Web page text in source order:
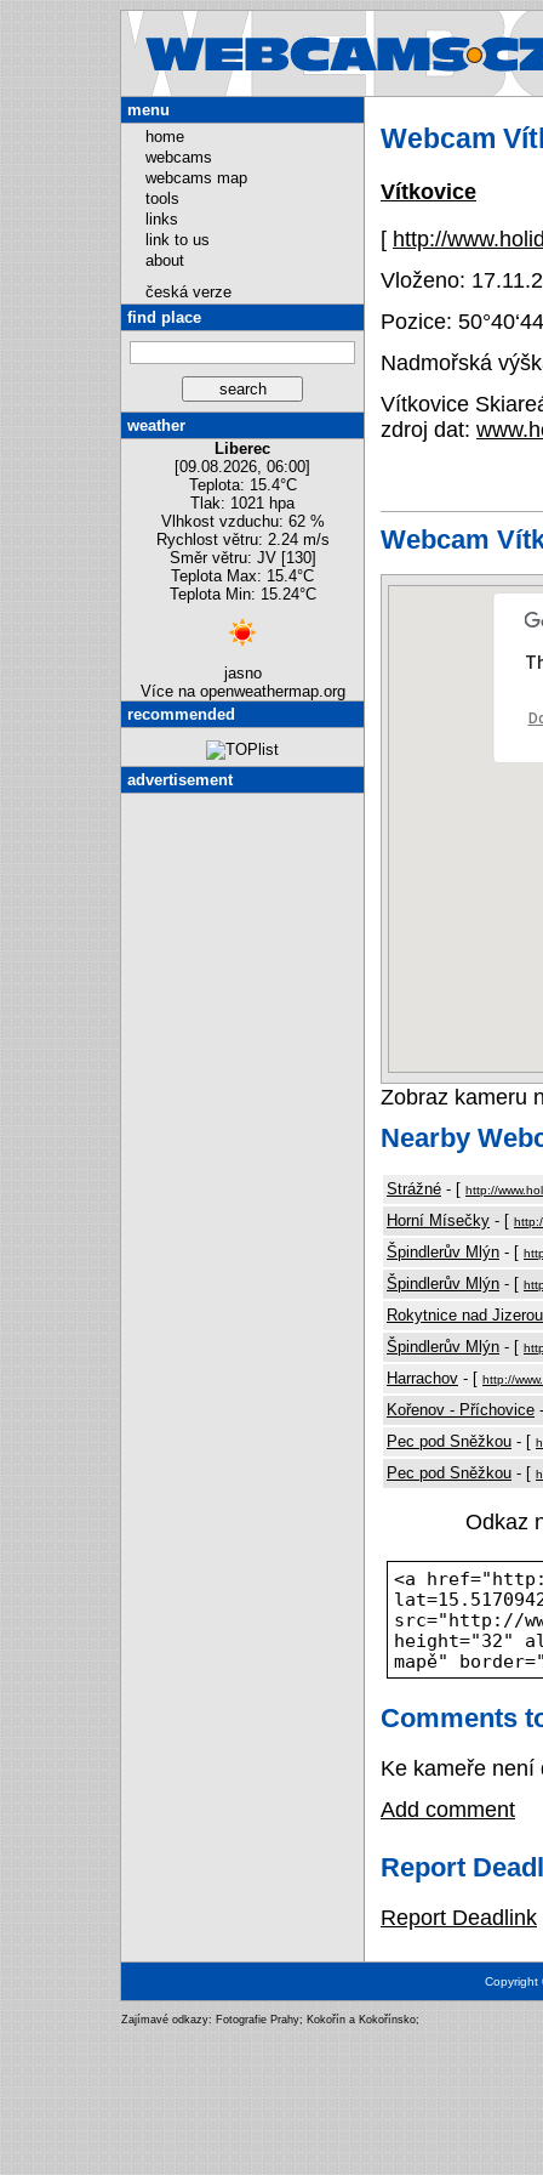
Webcam
Vítkovice
[ http://
Vloženo:
Pozice:
Nadmořská
Vítkovice
zdroj dat:
Webcam
Zobraz kameru
Nearby
Strážné - [ http://
Horní Mísečky - [
Špindlerův Mlýn - [
Špindlerův Mlýn - [
Rokytnice nad Jizerou
Špindlerův Mlýn - [
Harrachov - [ http://
Kořenov - Příchovice
Pec pod Sněžkou - [
Pec pod Sněžkou - [
Odkaz
<a href="http://
src="http://
height="32"
mapě"
Comments
Ke kameře není
Add comment
Report
Report Deadlink
menu
home
webcams
webcams map
tools
links
link to us
about
česká verze
find place
weather
Liberec
[09.08.2026, 06:00]
Teplota: 15.4°C
Tlak: 1021 hpa
Vlhkost vzduchu: 62 %
Rychlost větru: 2.24 m/s
Směr větru: JV [130]
Teplota Max: 15.4°C
Teplota Min: 15.24°C
jasno
Více na openweathermap.org
recommended
advertisement
Zajímavé odkazy: Fotografie Prahy; Kokořín a Kokořínsko;